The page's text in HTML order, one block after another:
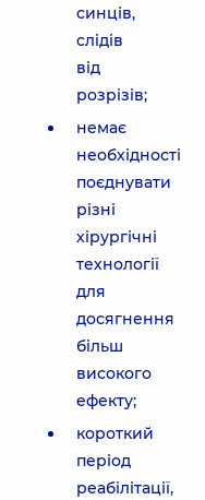
синців,
слідів
від
розрізів;
немає
необхідності
поєднувати
різні
хірургічні
технології
для
досягнення
більш
високого
ефекту;
короткий
період
реабілітації,